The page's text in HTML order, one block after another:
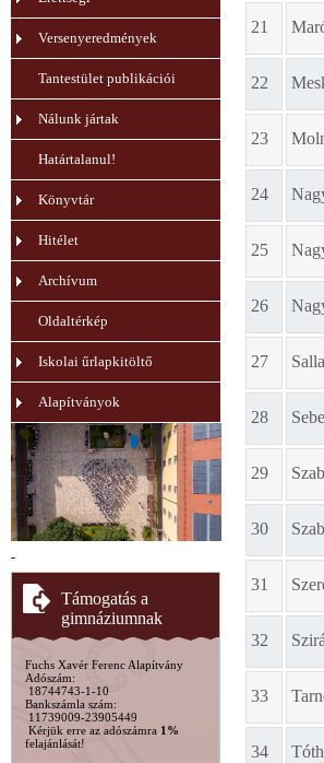
Versenyeredmények
Tantestület publikációi
Nálunk jártak
Határtalanul!
Könyvtár
Hitélet
Archívum
Oldaltérkép
Iskolai űrlapkitöltő
Alapítványok
Támogatás a
gimnáziumnak
Fuchs Xavér Ferenc Alapítvány
Adószám:
18744743-1-10
Bankszámla szám:
11739009-23905449
Kérjük erre az adószámra 1%
felajánlását!
21
22
23
24
25
26
27
28
29
30
31
32
33
34